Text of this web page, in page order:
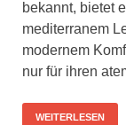
bekannt, bietet
mediterranem
modernem
nur für ihren
WEITERLESEN